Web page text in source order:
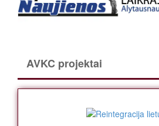
AVKC projektai